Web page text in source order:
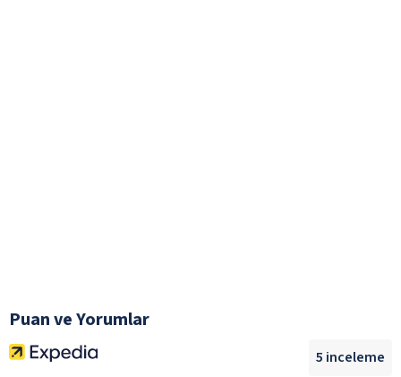
Puan ve Yorumlar
5 inceleme